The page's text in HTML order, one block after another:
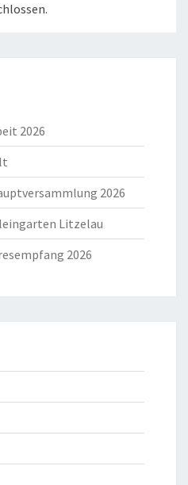
2026
2026
Litzelau
2026